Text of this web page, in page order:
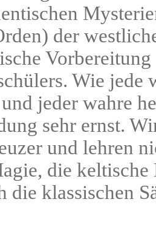
der
Wie jede
jeder wahre
sehr ernst.
und lehren
die
die klassischen